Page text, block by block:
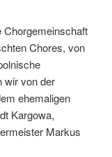
Chorgemeinschaft
Chores, von
wir von der
ehemaligen
Kargowa,
Markus